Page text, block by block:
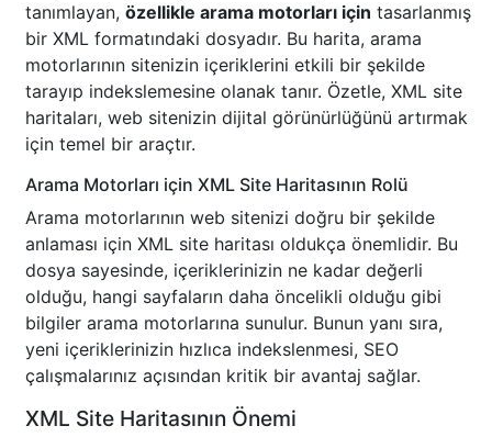
tanımlayan, özellikle arama motorları için tasarlanmış
bir XML formatındaki dosyadır. Bu harita, arama
motorlarının sitenizin içeriklerini etkili bir şekilde
tarayıp indekslemesine olanak tanır. Özetle, XML site
haritaları, web sitenizin dijital görünürlüğünü artırmak
için temel bir araçtır.
Arama Motorları için XML Site Haritasının Rolü
Arama motorlarının web sitenizi doğru bir şekilde
anlaması için XML site haritası oldukça önemlidir. Bu
dosya sayesinde, içeriklerinizin ne kadar değerli
olduğu, hangi sayfaların daha öncelikli olduğu gibi
bilgiler arama motorlarına sunulur. Bunun yanı sıra,
yeni içeriklerinizin hızlıca indekslenmesi, SEO
çalışmalarınız açısından kritik bir avantaj sağlar.
XML Site Haritasının Önemi